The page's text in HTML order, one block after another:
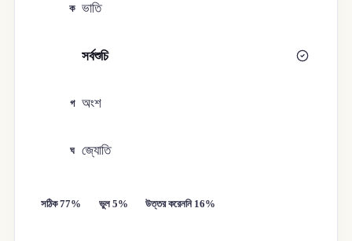
ক ভাতি
সর্বশুচি
গ অংশ
ঘ জ্যোতি
সঠিক 77% ভুল 5% উত্তর করেননি 16%